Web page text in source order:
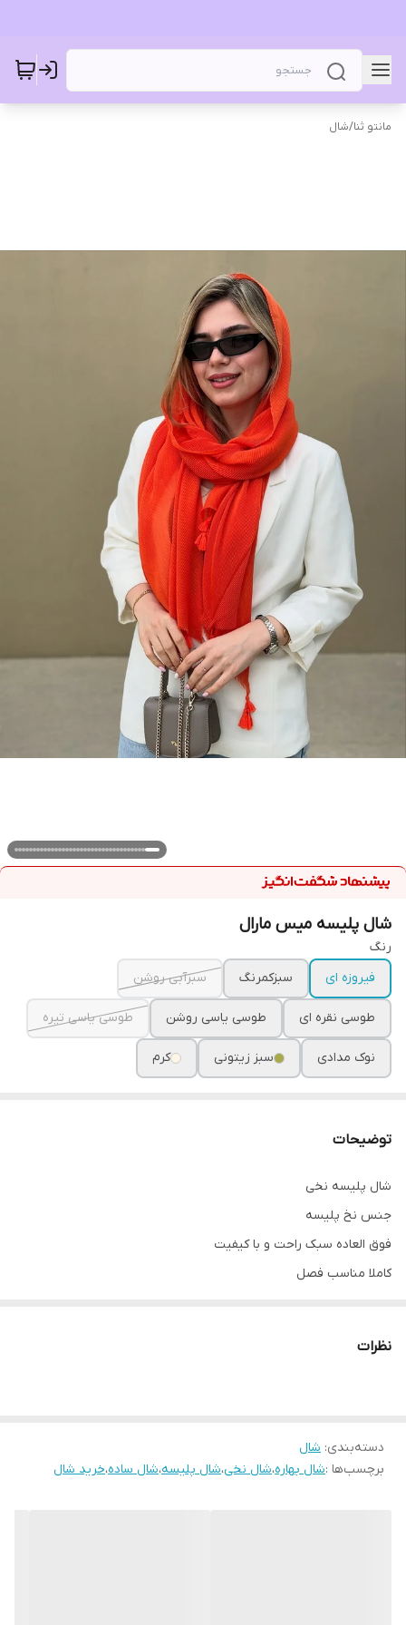
مانتو ثنا/شال
شال پلیسه میس مارال
رنگ
فیروزه ای
سبزکمرنگ سبزآبی روشن
طوسی نقره ای طوسی یاسی روشن طوسی یاسی تیره
نوک مدادی سبز زیتونی کرم
توضیحات
شال پلیسه نخی
جنس نخ پلیسه
فوق العاده سبک راحت و با کیفیت
کاملا مناسب فصل
نظرات
دسته‌بندی: شال
برچسب‌ها :شال بهاره،شال نخی،شال پلیسه،شال ساده،خرید شال